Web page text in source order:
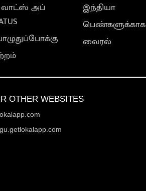
வாட்ஸ் அப்
இந்தியா
பெண்களுக்காக
வைரல்
OTHER WEBSITES